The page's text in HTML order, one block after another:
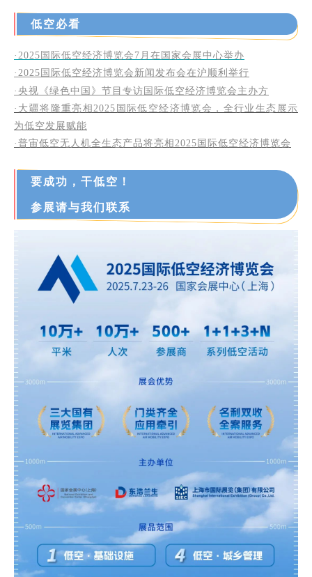
低空必看
·2025国际低空经济博览会7月在国家会展中心举办
·2025 国际低空经济博览会新闻发布会在沪顺利举行
·央视《绿色中国》节目专访国际低空经济博览会主办方
·大疆将隆重亮相2025国际低空经济博览会，全行业生态展示
为低空发展赋能
· 普宙低空无人机全生态产品将亮相2025国际低空经济博览会
要成功，干低空！
参展请与我们联系